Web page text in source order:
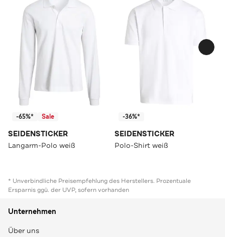
-65%* Sale
SEIDENSTICKER
Langarm-Polo weiß
-36%*
SEIDENSTICKER
Polo-Shirt weiß
* Unverbindliche Preisempfehlung des Herstellers. Prozentuale
Ersparnis ggü. der UVP, sofern vorhanden
Unternehmen
Über uns